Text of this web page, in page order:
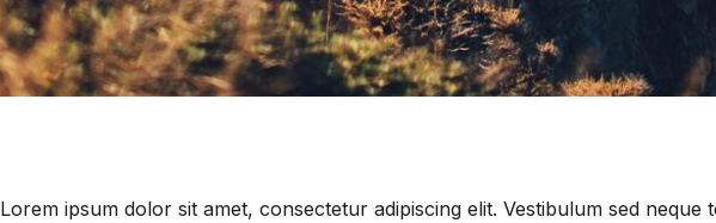
Lorem ipsum dolor sit amet, consectetur adipiscing elit. Vestibulum sed neque